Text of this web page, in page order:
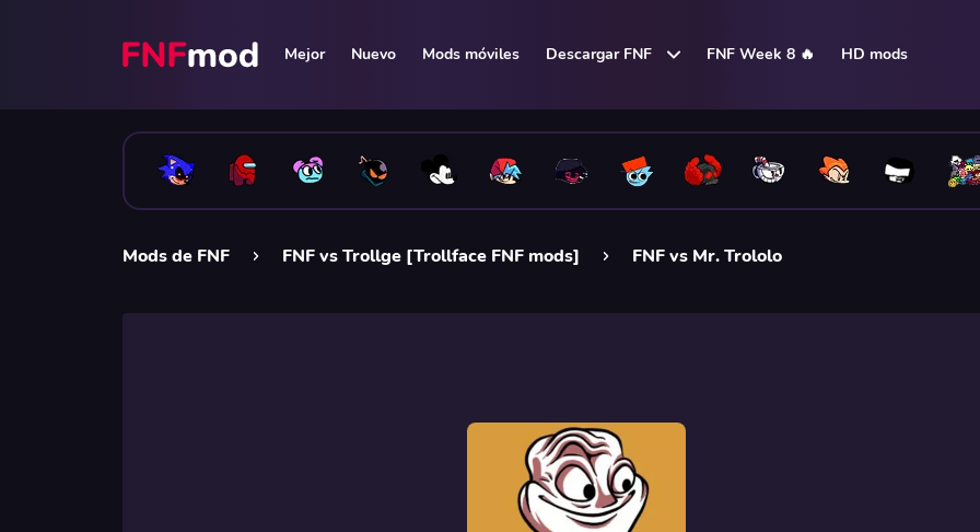
Mejor Nuevo Mods móviles Descargar FNF FNF Week 8 🔥 HD mods
Mods de FNF FNF vs Trollge [Trollface FNF mods] FNF vs Mr. Trololo